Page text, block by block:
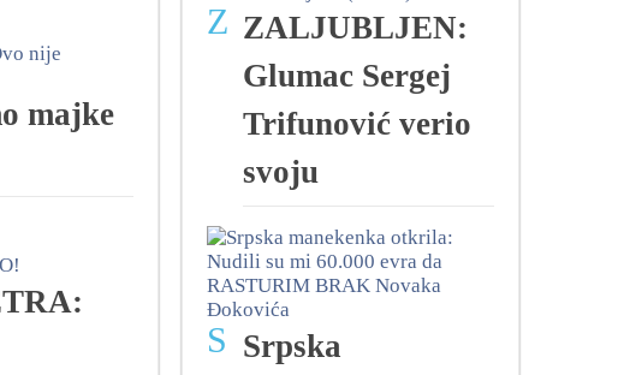
majke
Z ZALJUBLJEN:
Glumac Sergej
Trifunović verio
svoju
S Srpska